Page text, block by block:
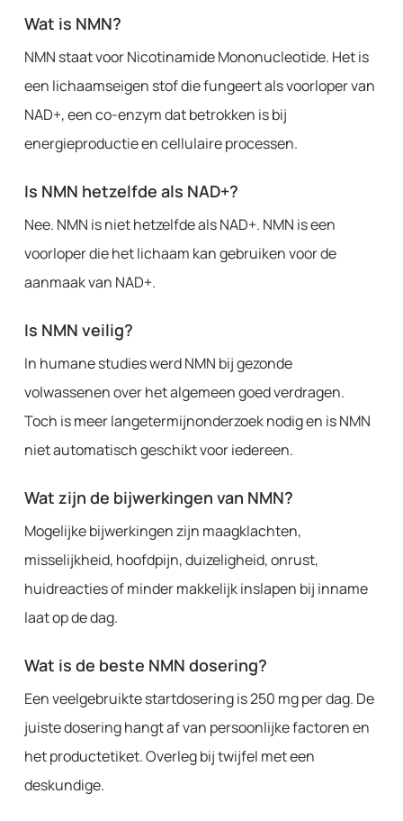
Wat is NMN?
NMN staat voor Nicotinamide Mononucleotide. Het is
een lichaamseigen stof die fungeert als voorloper van
NAD+, een co-enzym dat betrokken is bij
energieproductie en cellulaire processen.
Is NMN hetzelfde als NAD+?
Nee. NMN is niet hetzelfde als NAD+. NMN is een
voorloper die het lichaam kan gebruiken voor de
aanmaak van NAD+.
Is NMN veilig?
In humane studies werd NMN bij gezonde
volwassenen over het algemeen goed verdragen.
Toch is meer langetermijnonderzoek nodig en is NMN
niet automatisch geschikt voor iedereen.
Wat zijn de bijwerkingen van NMN?
Mogelijke bijwerkingen zijn maagklachten,
misselijkheid, hoofdpijn, duizeligheid, onrust,
huidreacties of minder makkelijk inslapen bij inname
laat op de dag.
Wat is de beste NMN dosering?
Een veelgebruikte startdosering is 250 mg per dag. De
juiste dosering hangt af van persoonlijke factoren en
het productetiket. Overleg bij twijfel met een
deskundige.